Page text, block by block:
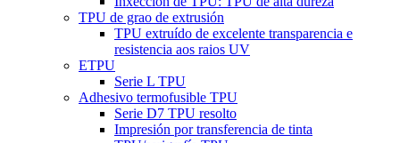
TPU de grao de extrusión
TPU extruído de excelente transparencia e
resistencia aos raios UV
ETPU
Serie L TPU
Adhesivo termofusible TPU
Serie D7 TPU resolto
Impresión por transferencia de tinta